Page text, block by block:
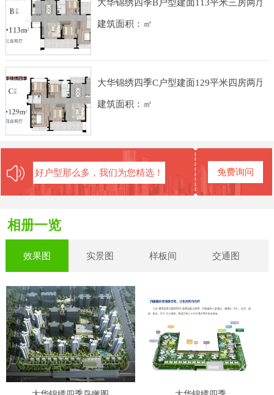
大华锦绣四季B户型建面113平米三房两厅
建筑面积：㎡
大华锦绣四季C户型建面129平米四房两厅
建筑面积：㎡
好户型那么多，我们为您精选！ 免费询问
相册一览
效果图 实景图 样板间 交通图